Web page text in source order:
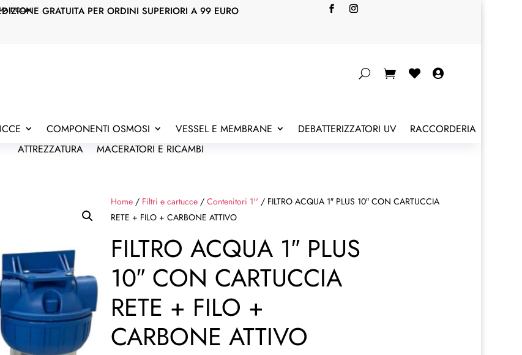
GRATUITA PER ORDINI SUPERIORI A 99 EURO
 
COMPONENTI OSMOSI VESSEL E MEMBRANE DEBATTERIZZATORI UV
RACCORDERIA
ATTREZZATURA
MACERATORI E RICAMBI
Home / Filtri e cartucce / Contenitori 1'' / FILTRO ACQUA 1″ PLUS 10″ CON CARTUCCIA
RETE + FILO + CARBONE ATTIVO
FILTRO ACQUA 1″ PLUS
10″ CON CARTUCCIA
RETE + FILO +
CARBONE ATTIVO